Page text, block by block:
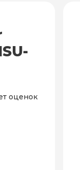
оценок